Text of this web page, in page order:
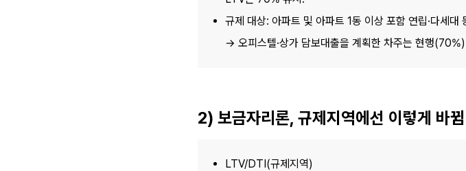
규제 대상: 아파트 및 아파트 1동 이상 포함 연립·다세
→ 오피스텔·상가 담보대출을 계획한 차주는 현행
2) 보금자리론, 규제지역에선 이렇게 바뀜
LTV/DTI(규제지역)